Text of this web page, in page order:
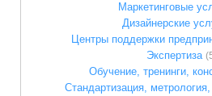
Маркетинговые
Дизайнерские
Центры поддержки
Экспертиза
Обучение, тренинги,
Стандартизация,